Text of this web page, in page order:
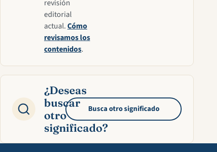
revisión
editorial
actual.Cómo
revisamos los
contenidos.
¿Deseas
buscar
otro
significado?
Busca otro significado